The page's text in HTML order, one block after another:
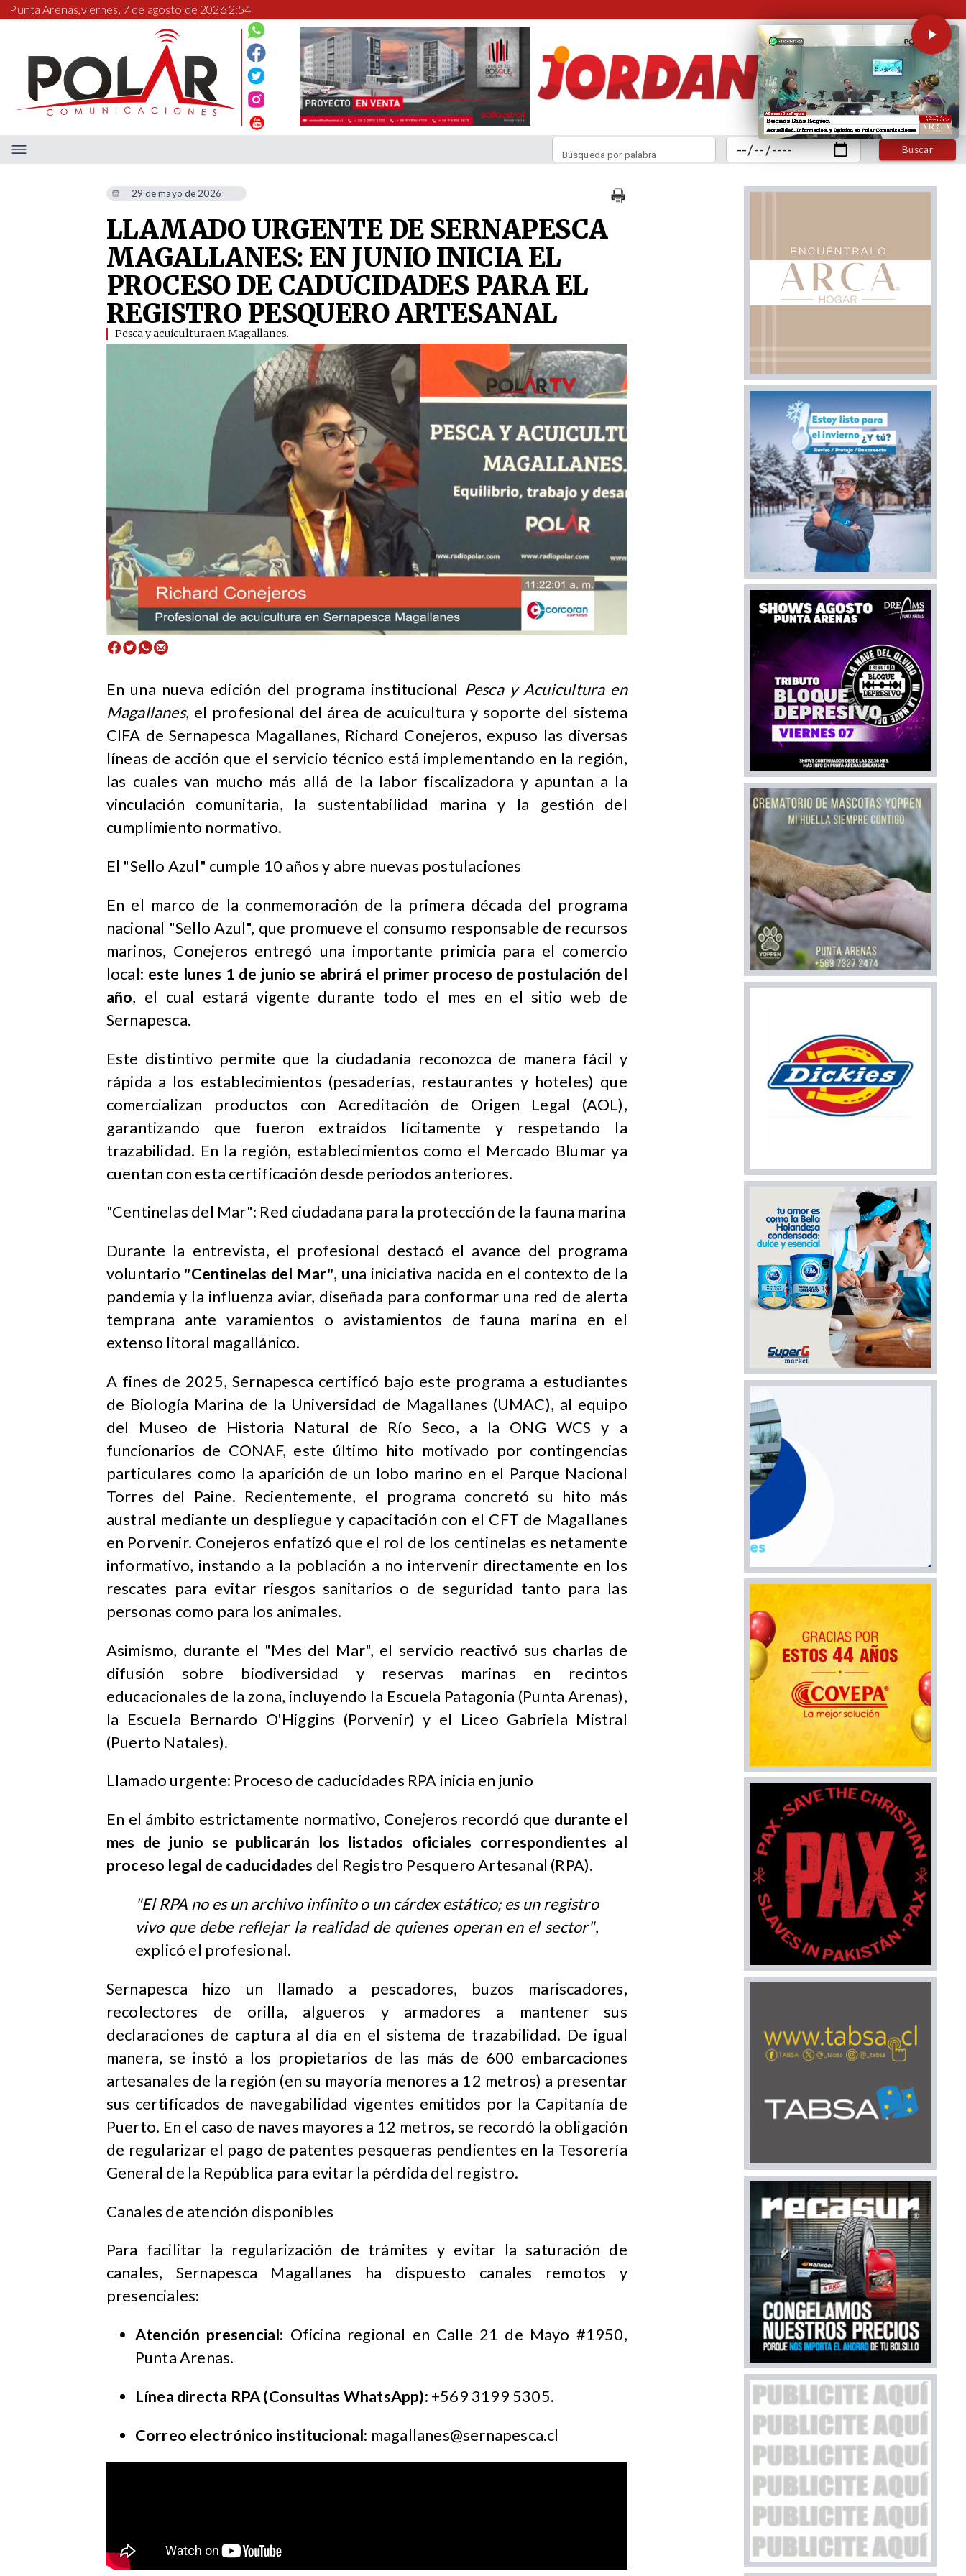
Punta Arenas,viernes, 7 de agosto de 2026 2:54
Buscar
Búsqueda por palabra
29 de mayo de 2026
LLAMADO URGENTE DE SERNAPESCA
MAGALLANES: EN JUNIO INICIA EL
PROCESO DE CADUCIDADES PARA EL
REGISTRO PESQUERO ARTESANAL
Pesca y acuicultura en Magallanes.
En una nueva edición del programa institucional Pesca y Acuicultura en
Magallanes, el profesional del área de acuicultura y soporte del sistema
CIFA de Sernapesca Magallanes, Richard Conejeros, expuso las diversas
líneas de acción que el servicio técnico está implementando en la región,
las cuales van mucho más allá de la labor fiscalizadora y apuntan a la
vinculación comunitaria, la sustentabilidad marina y la gestión del
cumplimiento normativo.
El "Sello Azul" cumple 10 años y abre nuevas postulaciones
En el marco de la conmemoración de la primera década del programa
nacional "Sello Azul", que promueve el consumo responsable de recursos
marinos, Conejeros entregó una importante primicia para el comercio
local: este lunes 1 de junio se abrirá el primer proceso de postulación del
año, el cual estará vigente durante todo el mes en el sitio web de
Sernapesca.
Este distintivo permite que la ciudadanía reconozca de manera fácil y
rápida a los establecimientos (pesaderías, restaurantes y hoteles) que
comercializan productos con Acreditación de Origen Legal (AOL),
garantizando que fueron extraídos lícitamente y respetando la
trazabilidad. En la región, establecimientos como el Mercado Blumar ya
cuentan con esta certificación desde periodos anteriores.
"Centinelas del Mar": Red ciudadana para la protección de la fauna marina
Durante la entrevista, el profesional destacó el avance del programa
voluntario "Centinelas del Mar", una iniciativa nacida en el contexto de la
pandemia y la influenza aviar, diseñada para conformar una red de alerta
temprana ante varamientos o avistamientos de fauna marina en el
extenso litoral magallánico.
A fines de 2025, Sernapesca certificó bajo este programa a estudiantes
de Biología Marina de la Universidad de Magallanes (UMAC), al equipo
del Museo de Historia Natural de Río Seco, a la ONG WCS y a
funcionarios de CONAF, este último hito motivado por contingencias
particulares como la aparición de un lobo marino en el Parque Nacional
Torres del Paine. Recientemente, el programa concretó su hito más
austral mediante un despliegue y capacitación con el CFT de Magallanes
en Porvenir. Conejeros enfatizó que el rol de los centinelas es netamente
informativo, instando a la población a no intervenir directamente en los
rescates para evitar riesgos sanitarios o de seguridad tanto para las
personas como para los animales.
Asimismo, durante el "Mes del Mar", el servicio reactivó sus charlas de
difusión sobre biodiversidad y reservas marinas en recintos
educacionales de la zona, incluyendo la Escuela Patagonia (Punta Arenas),
la Escuela Bernardo O'Higgins (Porvenir) y el Liceo Gabriela Mistral
(Puerto Natales).
Llamado urgente: Proceso de caducidades RPA inicia en junio
En el ámbito estrictamente normativo, Conejeros recordó que durante el
mes de junio se publicarán los listados oficiales correspondientes al
proceso legal de caducidades del Registro Pesquero Artesanal (RPA).
"El RPA no es un archivo infinito o un cárdex estático; es un registro
vivo que debe reflejar la realidad de quienes operan en el sector",
explicó el profesional.
Sernapesca hizo un llamado a pescadores, buzos mariscadores,
recolectores de orilla, algueros y armadores a mantener sus
declaraciones de captura al día en el sistema de trazabilidad. De igual
manera, se instó a los propietarios de las más de 600 embarcaciones
artesanales de la región (en su mayoría menores a 12 metros) a presentar
sus certificados de navegabilidad vigentes emitidos por la Capitanía de
Puerto. En el caso de naves mayores a 12 metros, se recordó la obligación
de regularizar el pago de patentes pesqueras pendientes en la Tesorería
General de la República para evitar la pérdida del registro.
Canales de atención disponibles
Para facilitar la regularización de trámites y evitar la saturación de
canales, Sernapesca Magallanes ha dispuesto canales remotos y
presenciales:
Atención presencial: Oficina regional en Calle 21 de Mayo #1950,
Punta Arenas.
Línea directa RPA (Consultas WhatsApp): +569 3199 5305.
Correo electrónico institucional: magallanes@sernapesca.cl